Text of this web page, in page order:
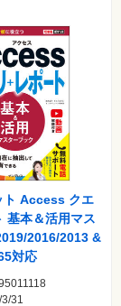
ト Access クエ
基本＆活用マス
2016/2013 &
対応
31